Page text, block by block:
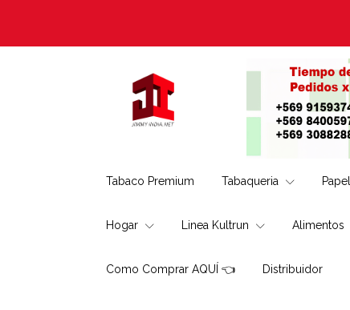
Tabaco Premium Tabaqueria
Hogar Linea Kultrun Alimentos
Como Comprar AQUÍ 👈 Distribuidor